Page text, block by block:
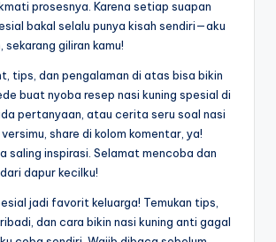
prosesnya. Karena setiap suapan
bakal selalu punya kisah sendiri—aku
sekarang giliran kamu!
tips, dan pengalaman di atas bisa bikin
buat nyoba resep nasi kuning spesial di
pertanyaan, atau cerita seru soal nasi
share di kolom komentar, ya!
saling inspirasi. Selamat mencoba dan
dapur kecilku!
jadi favorit keluarga! Temukan tips,
dan cara bikin nasi kuning anti gagal